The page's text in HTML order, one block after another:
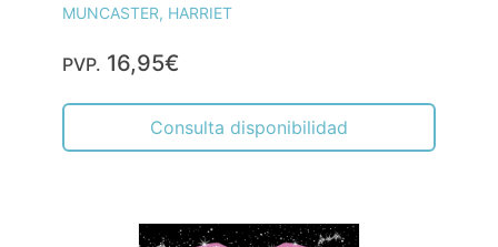
MUNCASTER, HARRIET
PVP. 16,95€
Consulta disponibilidad